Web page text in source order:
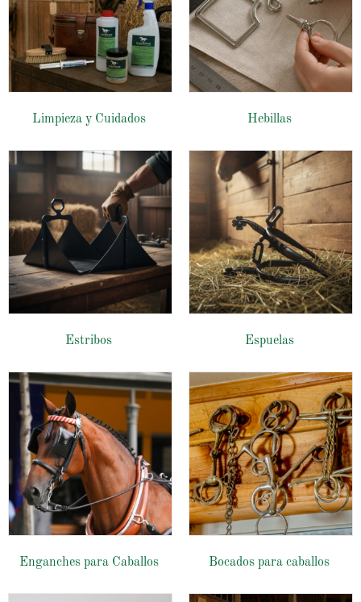
Limpieza y Cuidados Hebillas
Estribos Espuelas
Enganches para Caballos Bocados para caballos